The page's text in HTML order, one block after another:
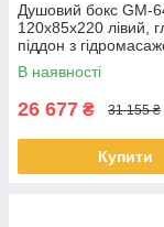
Душовий бокс GM-
120x85x220 лівий,
піддон з
електронікою
В наявності
26 677 ₴ 31 155 ₴
Купити